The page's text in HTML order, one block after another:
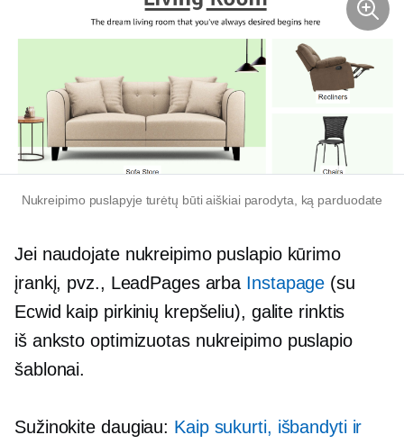
Nukreipimo puslapyje turėtų būti aiškiai parodyta, ką parduodate
Jei naudojate nukreipimo puslapio kūrimo
įrankį, pvz., LeadPages arba Instapage (su
Ecwid kaip pirkinių krepšeliu), galite rinktis
iš anksto optimizuotasnukreipimo puslapio
šablonai.
Sužinokite daugiau: Kaip sukurti, išbandyti ir